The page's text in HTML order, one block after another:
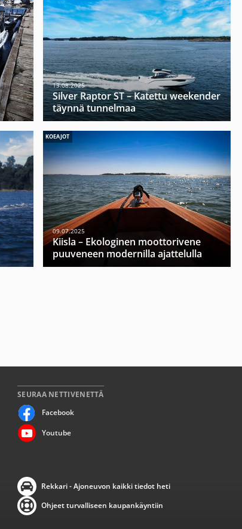
13.08.2025
Silver Raptor ST – Katettu weekender
täynnä tunnelmaa
KOEAJOT
09.07.2025
Kiisla – Ekologinen moottorivene
puuveneen modernilla ajattelulla
SEURAA NETTIVENETTÄ
Facebook
Youtube
Rekkari - Ajoneuvon kaikki tiedot heti
Ohjeet turvalliseen kaupankäyntiin